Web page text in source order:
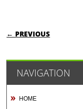
POST
← PREVIOUS
NAVIGATION
HOME